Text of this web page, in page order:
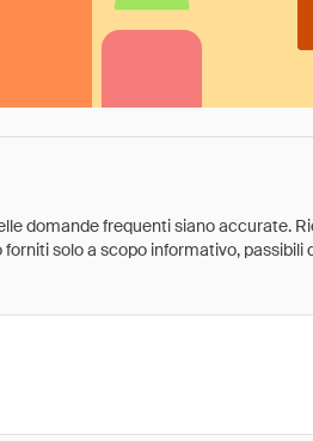
domande frequenti siano accurate.
solo a scopo informativo,